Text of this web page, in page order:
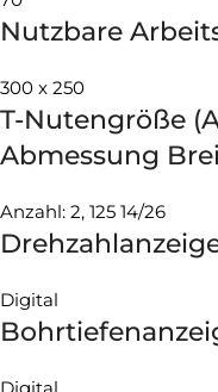
Nutzbare
300 x 250
T-Nutengröße
Abmessung
Anzahl: 2, 125 14/26
Digital